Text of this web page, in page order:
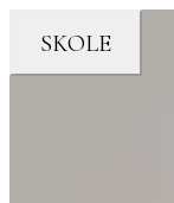
SKOLE